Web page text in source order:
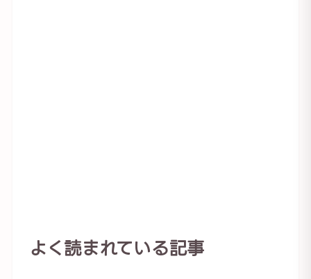
よく読まれている記事